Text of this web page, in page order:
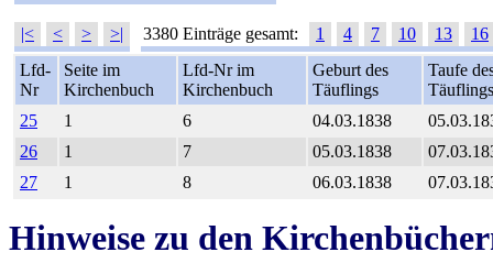
|< < > >| 3380 Einträge gesamt: 1 4 7 10 13
16
Lfd-
Nr
Seite im
Kirchenbuch
Lfd-Nr im
Kirchenbuch
Geburt des
Täuflings
Taufe
Täuflings
25
1 6 04.03.1838
26
1 7 05.03.1838
27
1 8 06.03.1838
Hinweise zu den